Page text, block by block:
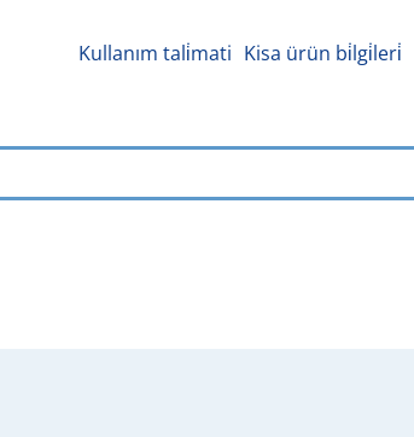
Kullanım tali̇mati Kisa ürün bi̇lgi̇leri̇